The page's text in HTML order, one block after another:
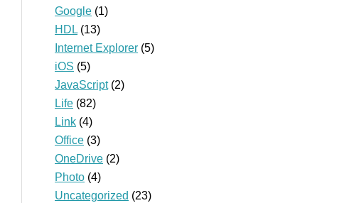
Google (1)
HDL (13)
Internet Explorer (5)
iOS (5)
JavaScript(2)
Life (82)
Link (4)
Office (3)
OneDrive (2)
Photo (4)
Uncategorized (23)